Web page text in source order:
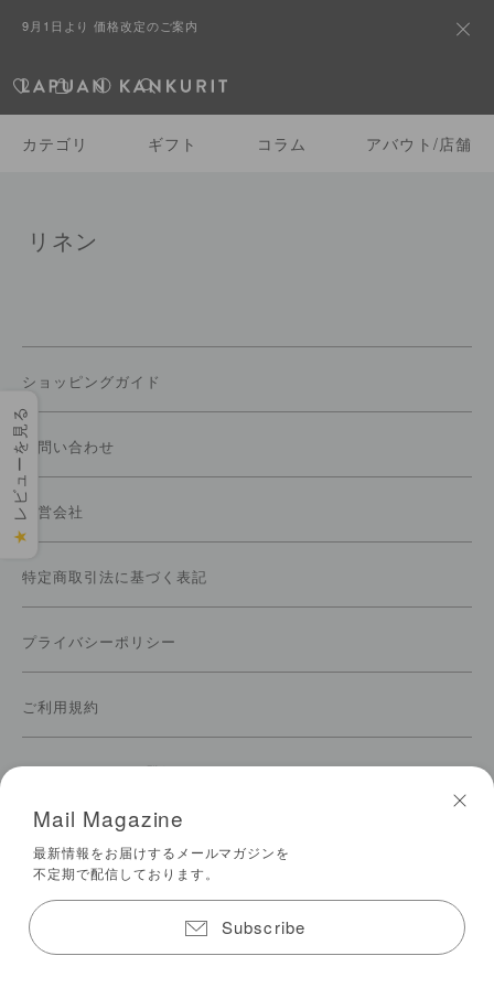
9月1日より 価格改定のご案内
カテゴリ ギフト コラム アバウト/店舗
リネン
ショッピングガイド
お問い合わせ
運営会社
特定商取引法に基づく表記
プライバシーポリシー
ご利用規約
メールマガジンの登録
© 2026 biotope All Rights Reserved
Mail Magazine
最新情報をお届けするメールマガジンを
不定期で配信しております。
Subscribe
★
レビューを見る